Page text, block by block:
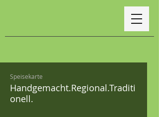
Speisekarte
Handgemacht.Regional.Traditi
onell.